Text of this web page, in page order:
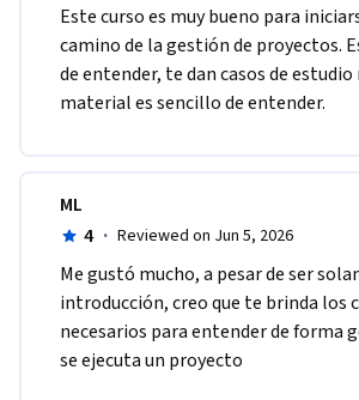
Este curso es muy bueno para
camino de la gestión de proyectos.
de entender, te dan casos de estudio
material es sencillo de entender.
ML
4 · Reviewed on Jun 5, 2026
Me gustó mucho, a pesar de ser
introducción, creo que te brinda los
necesarios para entender de forma
se ejecuta un proyecto